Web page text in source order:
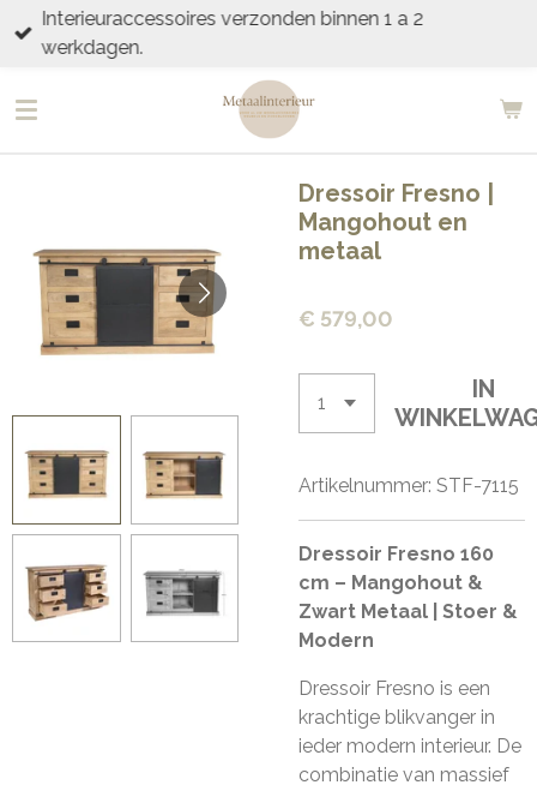
Ga
direct
de
Interieuraccessoires verzonden binnen 1 a 2
werkdagen.
Dressoir Fresno |
Mangohout en
metaal
€ 579,00
IN
Artikelnummer: STF-7115
Dressoir Fresno 160
cm – Mangohout &
Zwart Metaal | Stoer &
Modern
Dressoir Fresno is een
krachtige blikvanger in
ieder modern interieur. De
combinatie van massief